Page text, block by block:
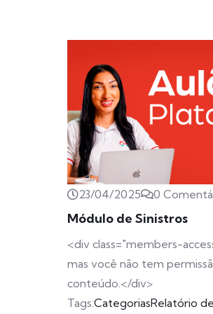
23/04/2025 0
Módulo de Sinistros
<div class="members-
mas você não tem
conteúdo.</div>
Tags:CategoriasRelatório de